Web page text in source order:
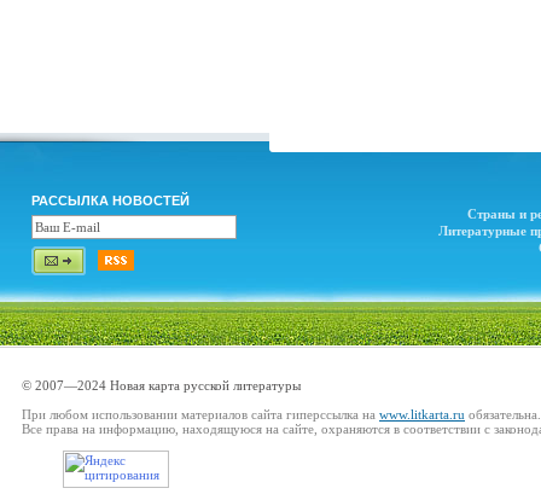
РАССЫЛКА НОВОСТЕЙ
Страны и
Литературные
© 2007—2024 Новая карта русской литературы
При любом использовании материалов сайта гиперссылка на www.litkarta.ru обязательна.
Все права на информацию, находящуюся на сайте, охраняются в соответствии с